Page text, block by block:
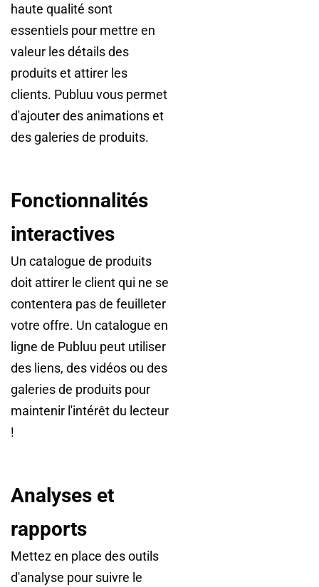
haute qualité sont
essentiels pour mettre en
valeur les détails des
produits et attirer les
clients. Publuu vous permet
d'ajouter des animations et
des galeries de produits.
Fonctionnalités
interactives
Un catalogue de produits
doit attirer le client qui ne se
contentera pas de feuilleter
votre offre. Un catalogue en
ligne de Publuu peut utiliser
des liens, des vidéos ou des
galeries de produits pour
maintenir l'intérêt du lecteur
!
Analyses et
rapports
Mettez en place des outils
d'analyse pour suivre le